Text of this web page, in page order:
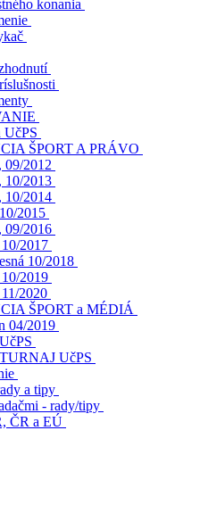
konania
ŠPORT A PRÁVO
09/2012
10/2013
10/2014
2015
09/2016
2017
10/2018
2019
2020
ŠPORT a MÉDIÁ
04/2019
UčPS
a tipy
- rady/tipy
ČR a EÚ